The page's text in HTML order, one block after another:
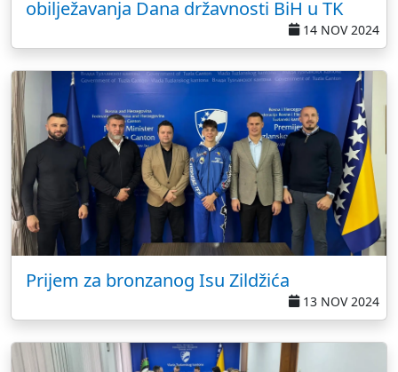
obilježavanja Dana državnosti BiH u TK
14 NOV 2024
Prijem za bronzanog Isu Zildžića
13 NOV 2024